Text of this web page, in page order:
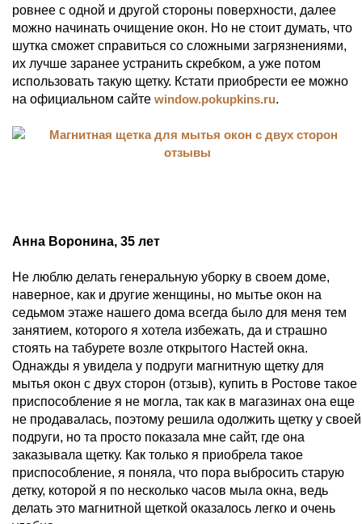
ровнее с одной и другой стороны поверхности, далее
можно начинать очищение окон. Но не стоит думать, что
шутка сможет справиться со сложными загрязнениями,
их лучше заранее устранить скребком, а уже потом
использовать такую щетку. Кстати приобрести ее можно
на официальном сайте window.pokupkins.ru.
Анна Воронина, 35 лет
Не люблю делать генеральную уборку в своем доме,
наверное, как и другие женщины, но мытье окон на
седьмом этаже нашего дома всегда было для меня тем
занятием, которого я хотела избежать, да и страшно
стоять на табурете возле открытого Настей окна.
Однажды я увидела у подруги магнитную щетку для
мытья окон с двух сторон (отзыв), купить в Ростове такое
приспособление я не могла, так как в магазинах она еще
не продавалась, поэтому решила одолжить щетку у своей
подруги, но та просто показала мне сайт, где она
заказывала щетку. Как только я приобрела такое
приспособление, я поняла, что пора выбросить старую
детку, которой я по несколько часов мыла окна, ведь
делать это магнитной щеткой оказалось легко и очень